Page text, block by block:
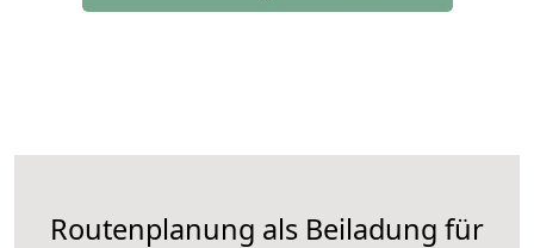
Routenplanung als Beiladung für